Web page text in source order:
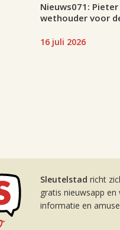
Nieuws071:
wethouder voor
16 juli 2026
Sleutelstad richt
gratis nieuwsapp
informatie en